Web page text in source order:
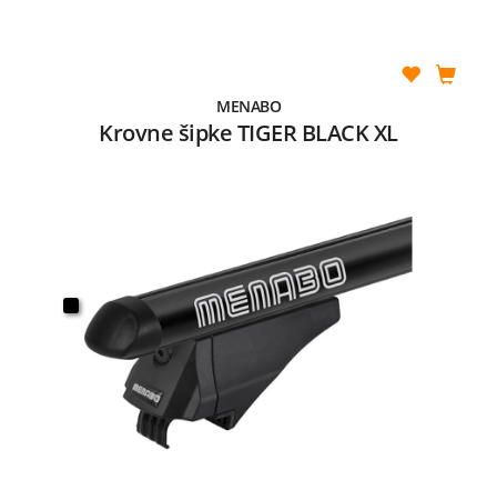
MENABO
Krovne šipke TIGER BLACK XL